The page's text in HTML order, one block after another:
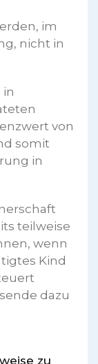
im
nicht in
in
von
somit
in
teilweise
wenn
Kind
dazu
zu